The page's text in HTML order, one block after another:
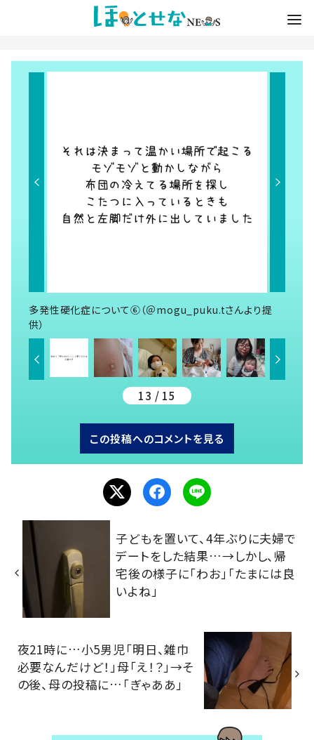
多発性硬化症について⑥（＠mogu_puku.tさんより提
供）
13 / 15
この投稿へのコメントを見る
子どもを置いて、4年ぶりに夫婦で
デートをした結果…→しかし、帰
宅後の様子に「わお」「たまには良
いよね」
夜21時に…小5男児「明日、雑巾
必要なんだけど！」母「え！？」→そ
の後、母の投稿に…「ぎゃああ」